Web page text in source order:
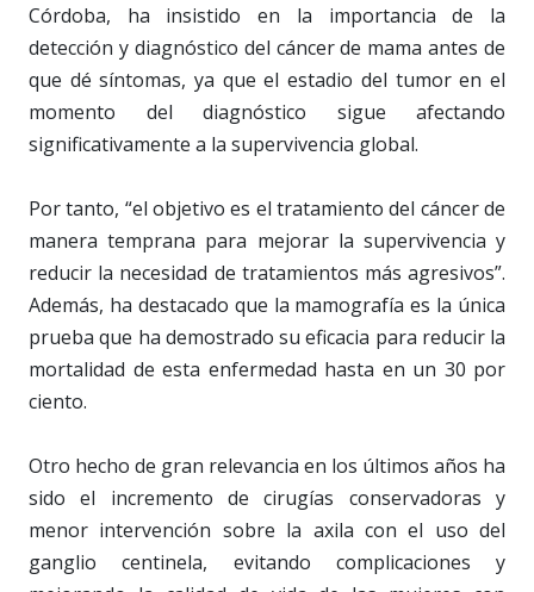
Córdoba, ha insistido en la importancia de la
detección y diagnóstico del cáncer de mama antes de
que dé síntomas, ya que el estadio del tumor en el
momento del diagnóstico sigue afectando
significativamente a la supervivencia global.
Por tanto, “el objetivo es el tratamiento del cáncer de
manera temprana para mejorar la supervivencia y
reducir la necesidad de tratamientos más agresivos”.
Además, ha destacado que la mamografía es la única
prueba que ha demostrado su eficacia para reducir la
mortalidad de esta enfermedad hasta en un 30 por
ciento.
Otro hecho de gran relevancia en los últimos años ha
sido el incremento de cirugías conservadoras y
menor intervención sobre la axila con el uso del
ganglio centinela, evitando complicaciones y